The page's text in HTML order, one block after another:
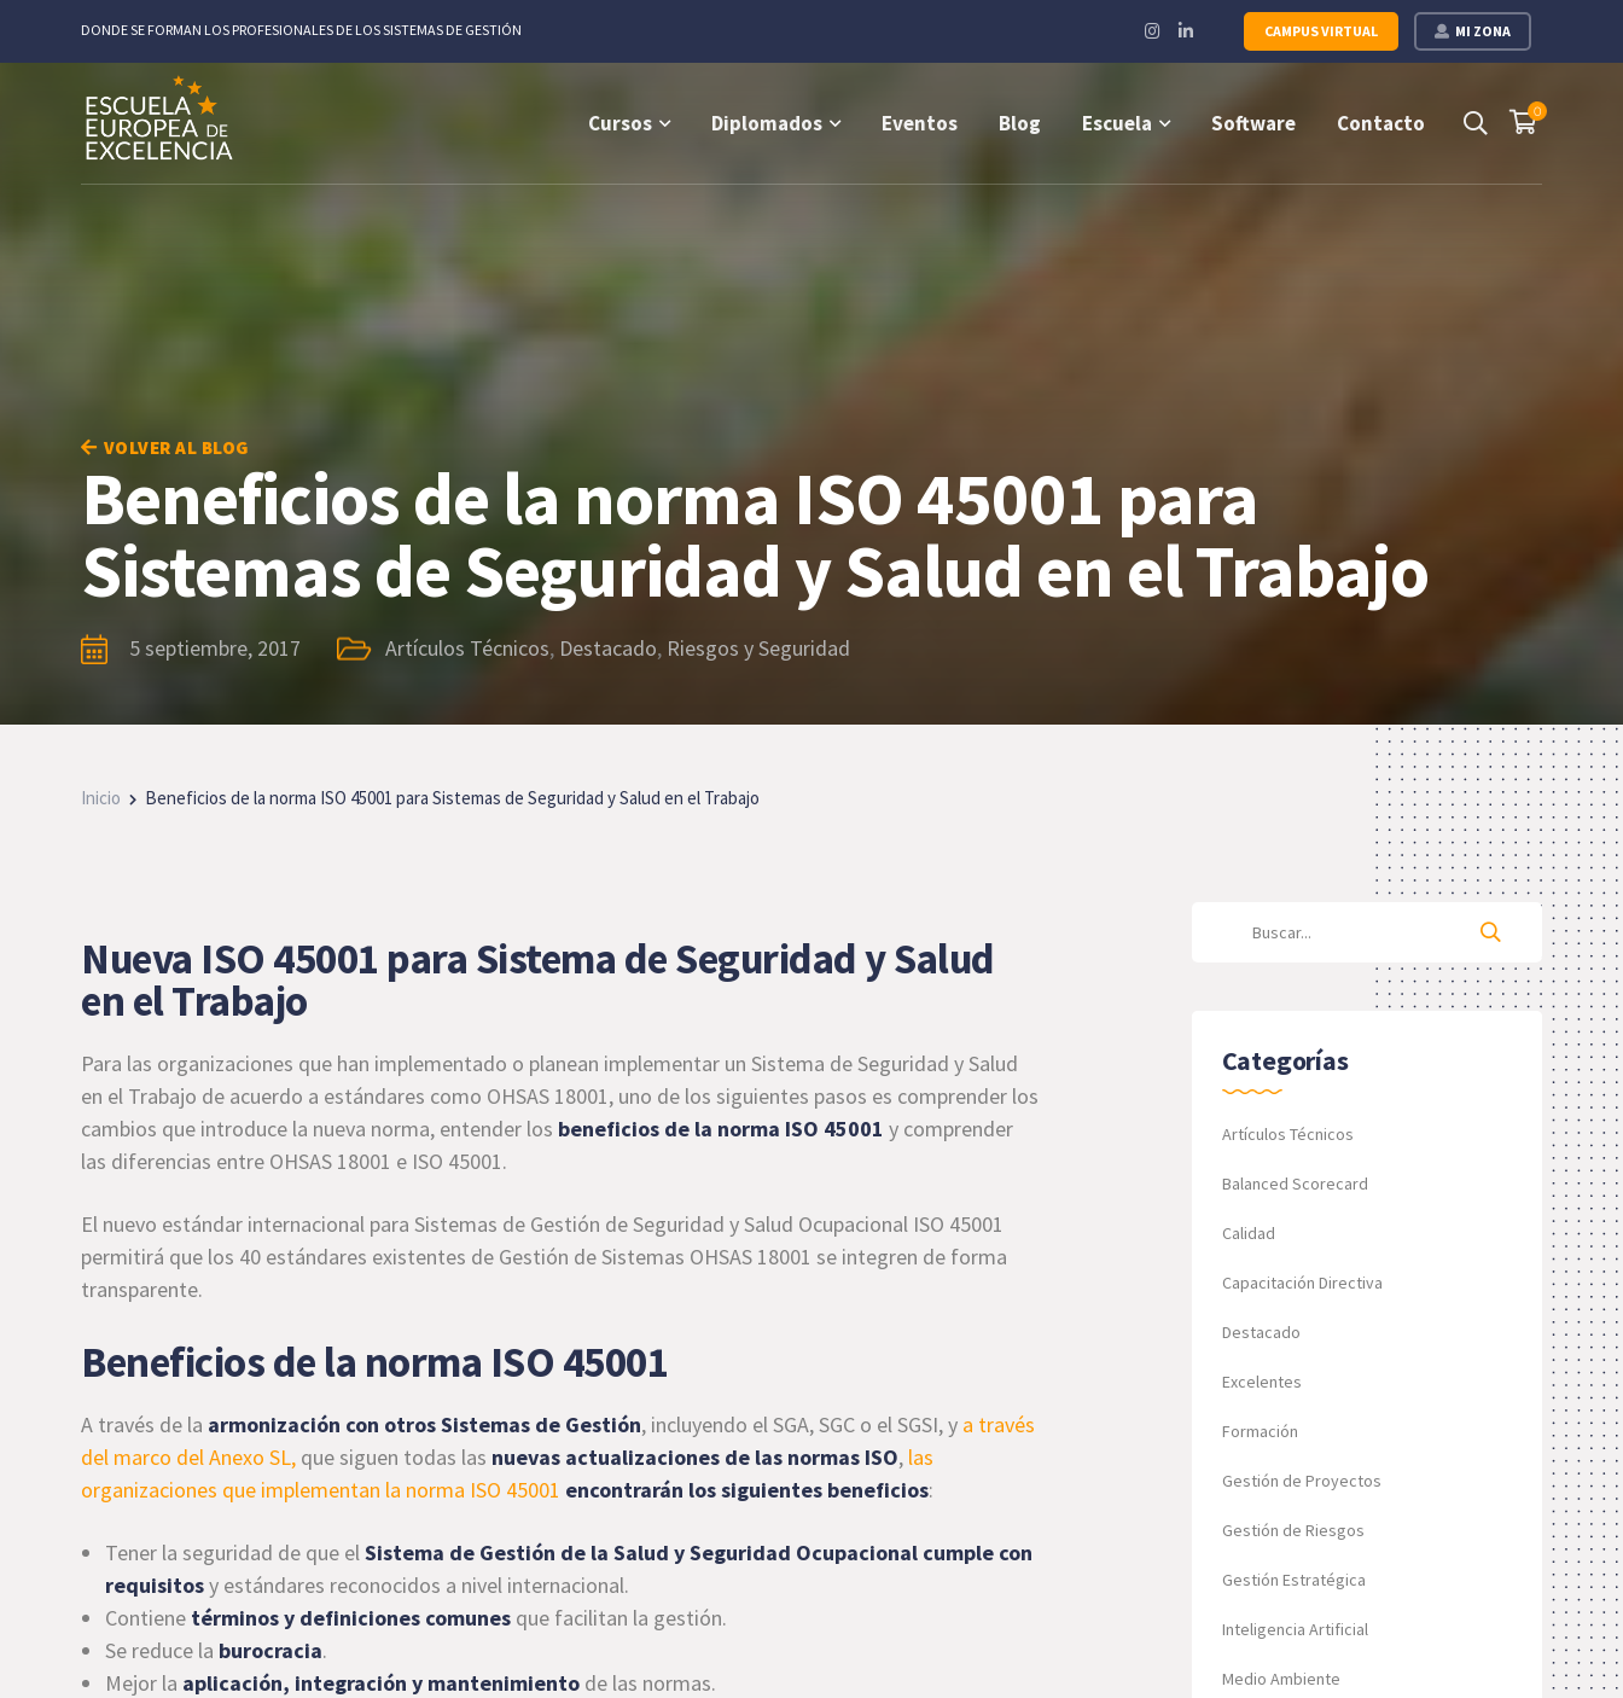
MI ZONA
CAMPUS VIRTUAL
DONDE SE FORMAN LOS PROFESIONALES DE LOS SISTEMAS DE GESTIÓN
Instagram
Profile
LinkedIn
Profile
0
Cursos Diplomados Eventos Blog Escuela Software Contacto
VOLVER AL BLOG
Beneficios de la norma ISO 45001 para
Sistemas de Seguridad y Salud en el Trabajo
5 septiembre, 2017 Artículos Técnicos, Destacado, Riesgos y Seguridad
Inicio Beneficios de la norma ISO 45001 para Sistemas de Seguridad y Salud en el Trabajo
Nueva ISO 45001 para Sistema de Seguridad y Salud
en el Trabajo
Para las organizaciones que han implementado o planean implementar un Sistema de Seguridad y Salud
en el Trabajo de acuerdo a estándares como OHSAS 18001, uno de los siguientes pasos es comprender los
cambios que introduce la nueva norma, entender los beneficios de la norma ISO 45001 y comprender
las diferencias entre OHSAS 18001 e ISO 45001.
El nuevo estándar internacional para Sistemas de Gestión de Seguridad y Salud Ocupacional ISO 45001
permitirá que los 40 estándares existentes de Gestión de Sistemas OHSAS 18001 se integren de forma
transparente.
Beneficios de la norma ISO 45001
A través de la armonización con otros Sistemas de Gestión, incluyendo el SGA, SGC o el SGSI, y a través
del marco del Anexo SL, que siguen todas las nuevas actualizaciones de las normas ISO, las
organizaciones que implementan la norma ISO 45001 encontrarán los siguientes beneficios:
Tener la seguridad de que elSistema de Gestión de la Salud y Seguridad Ocupacional cumple con
requisitosy estándares reconocidos a nivel internacional.
Contiene términos y definiciones comunes que facilitan la gestión.
Se reduce la burocracia.
Mejor la aplicación, integración y mantenimiento de las normas.
Categorías
Artículos Técnicos
Balanced Scorecard
Calidad
Capacitación Directiva
Destacado
Excelentes
Formación
Gestión de Proyectos
Gestión de Riesgos
Gestión Estratégica
Inteligencia Artificial
Medio Ambiente